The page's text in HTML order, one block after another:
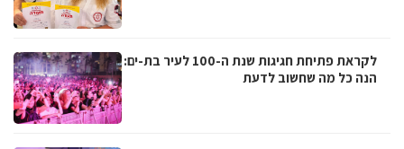
לקראת פתיחת חגיגות שנת ה-100 לעיר בת-ים:
הנה כל מה שחשוב לדעת